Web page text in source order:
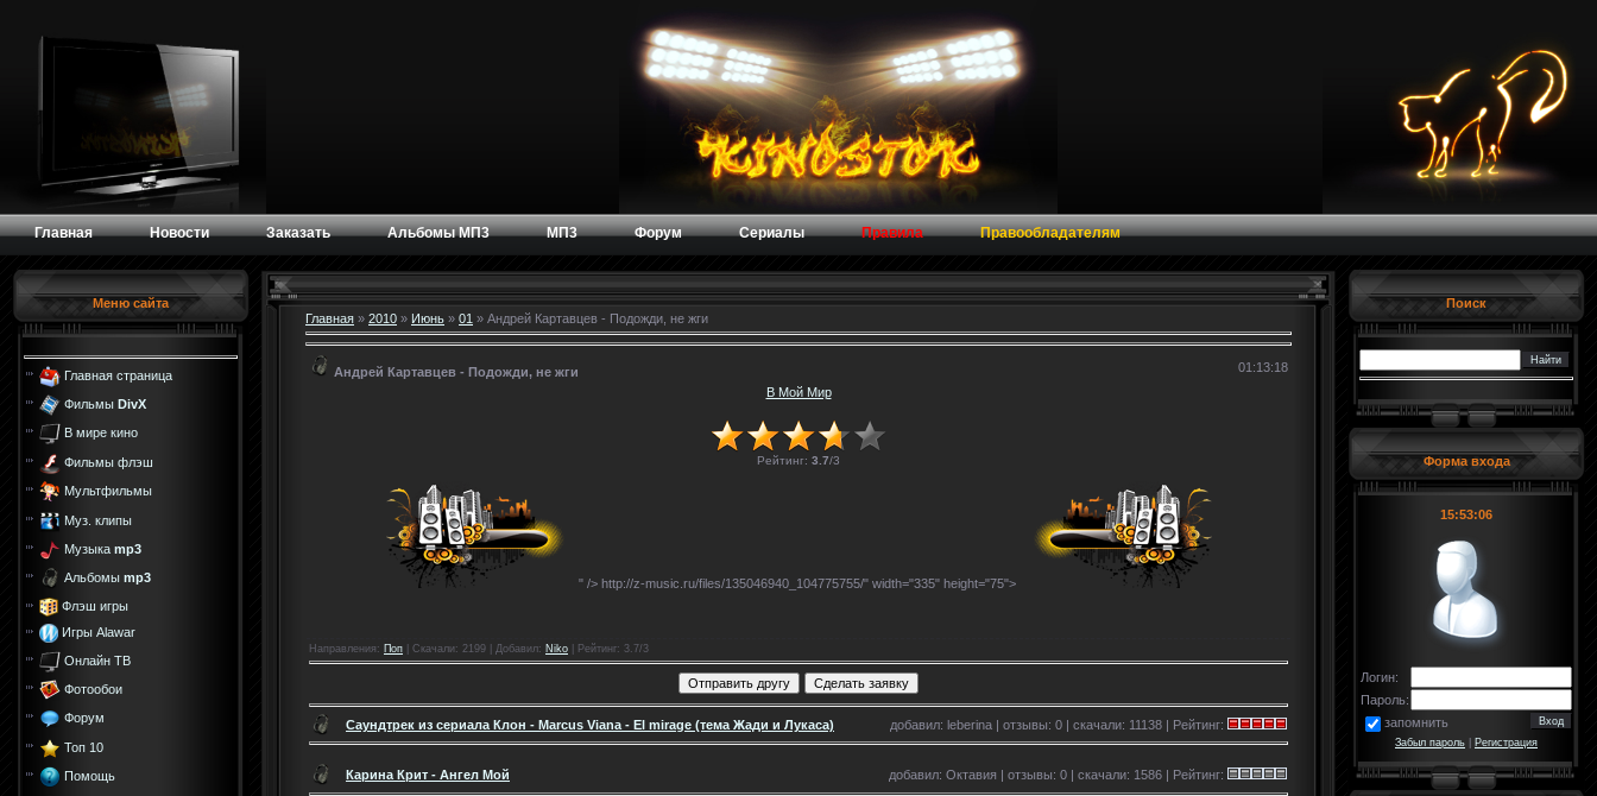
Главная Новости Заказать Альбомы МП3 МП3 Форум Сериалы Правила Правообладателям
Меню сайта
Главная страница
Фильмы DivX
В мире кино
Фильмы флэш
Мультфильмы
Муз. клипы
Музыка mp3
Альбомы mp3
Флэш игры
Игры Alawar
Онлайн ТВ
Фотообои
Форум
Топ 10
Помощь
Главная » 2010 » Июнь » 01 » Андрей Картавцев - Подожди, не жги
Андрей Картавцев - Подожди, не жги
01:13:18
В Мой Мир
Рейтинг: 3.7/3
" /> http://z-music.ru/files/135046940_104775755/" width="335" height="75">
Направления : Поп Скачали: 2199 | Добавил: Niko Рейтинг: 3.7/3
Саундтрек из сериала Клон - Marcus Viana - El mirage (тема Жади и Лукаса) добавил: leberina | отзывы: 0 | скачали: 11138 | Рейтинг:
Карина Крит - Ангел Мой добавил: Октавия | отзывы: 0 | скачали: 1586 | Рейтинг:
Поиск
Форма входа
15:53:07
Логин:
Пароль:
запомнить
Забыл пароль Регистрация